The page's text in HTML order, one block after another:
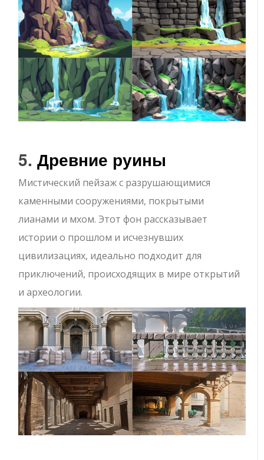
5.Древние руины
Мистический пейзаж с разрушающимися
каменными сооружениями, покрытыми
лианами и мхом. Этот фон рассказывает
истории о прошлом и исчезнувших
цивилизациях, идеально подходит для
приключений, происходящих в мире открытий
и археологии.